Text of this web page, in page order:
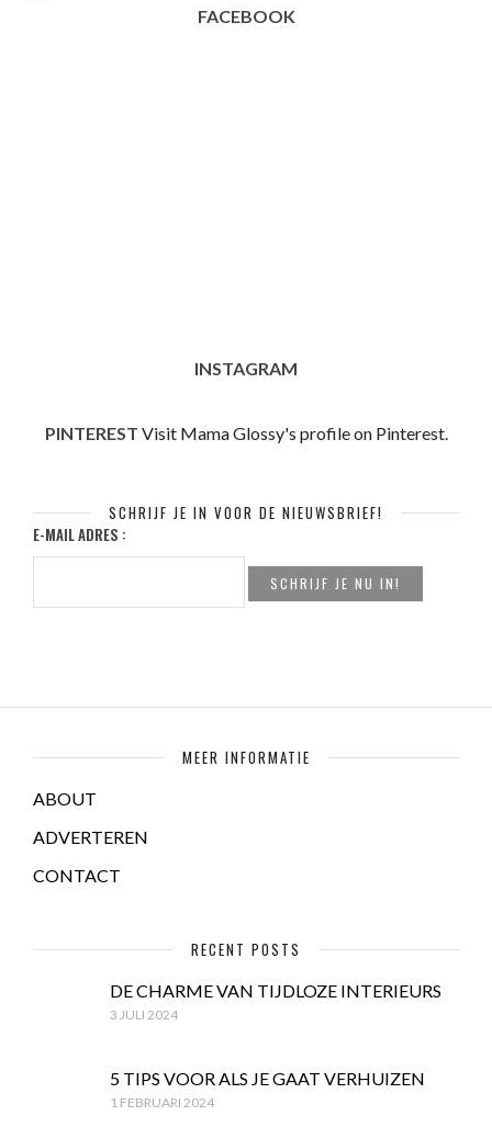
FACEBOOK
INSTAGRAM
PINTEREST Visit Mama Glossy's profile on Pinterest.
SCHRIJF JE IN VOOR DE NIEUWSBRIEF!
E-MAIL ADRES :
MEER INFORMATIE
ABOUT
ADVERTEREN
CONTACT
RECENT POSTS
DE CHARME VAN TIJDLOZE INTERIEURS
3 JULI 2024
5 TIPS VOOR ALS JE GAAT VERHUIZEN
1 FEBRUARI 2024